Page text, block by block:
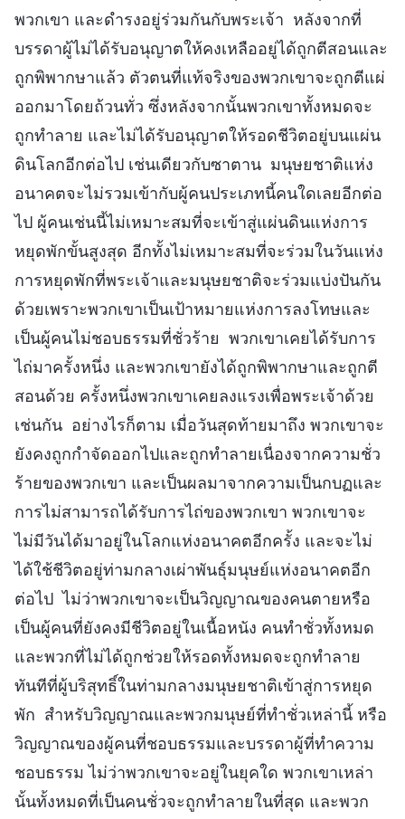
พวกเขา และดำรงอยู่ร่วมกันกับพระเจ้า หลังจากที่
บรรดาผู้ไม่ได้รับอนุญาตให้คงเหลืออยู่ได้ถูกตีสอนและ
ถูกพิพากษาแล้ว ตัวตนที่แท้จริงของพวกเขาจะถูกตีแผ่
ออกมาโดยถ้วนทั่ว ซึ่งหลังจากนั้นพวกเขาทั้งหมดจะ
ถูกทำลาย และไม่ได้รับอนุญาตให้รอดชีวิตอยู่บนแผ่น
ดินโลกอีกต่อไป เช่นเดียวกับซาตาน มนุษยชาติแห่ง
อนาคตจะไม่รวมเข้ากับผู้คนประเภทนี้คนใดเลยอีกต่อ
ไป ผู้คนเช่นนี้ไม่เหมาะสมที่จะเข้าสู่แผ่นดินแห่งการ
หยุดพักขั้นสูงสุด อีกทั้งไม่เหมาะสมที่จะร่วมในวันแห่ง
การหยุดพักที่พระเจ้าและมนุษยชาติจะร่วมแบ่งปันกัน
ด้วยเพราะพวกเขาเป็นเป้าหมายแห่งการลงโทษและ
เป็นผู้คนไม่ชอบธรรมที่ชั่วร้าย พวกเขาเคยได้รับการ
ไถ่มาครั้งหนึ่ง และพวกเขายังได้ถูกพิพากษาและถูกตี
สอนด้วย ครั้งหนึ่งพวกเขาเคยลงแรงเพื่อพระเจ้าด้วย
เช่นกัน อย่างไรก็ตาม เมื่อวันสุดท้ายมาถึง พวกเขาจะ
ยังคงถูกกำจัดออกไปและถูกทำลายเนื่องจากความชั่ว
ร้ายของพวกเขา และเป็นผลมาจากความเป็นกบฏและ
การไม่สามารถได้รับการไถ่ของพวกเขา พวกเขาจะ
ไม่มีวันได้มาอยู่ในโลกแห่งอนาคตอีกครั้ง และจะไม่
ได้ใช้ชีวิตอยู่ท่ามกลางเผ่าพันธุ์มนุษย์แห่งอนาคตอีก
ต่อไป ไม่ว่าพวกเขาจะเป็นวิญญาณของคนตายหรือ
เป็นผู้คนที่ยังคงมีชีวิตอยู่ในเนื้อหนัง คนทำชั่วทั้งหมด
และพวกที่ไม่ได้ถูกช่วยให้รอดทั้งหมดจะถูกทำลาย
ทันทีที่ผู้บริสุทธิ์ในท่ามกลางมนุษยชาติเข้าสู่การหยุด
พัก สำหรับวิญญาณและพวกมนุษย์ที่ทำชั่วเหล่านี้ หรือ
วิญญาณของผู้คนที่ชอบธรรมและบรรดาผู้ที่ทำความ
ชอบธรรม ไม่ว่าพวกเขาจะอยู่ในยุคใด พวกเขาเหล่า
นั้นทั้งหมดที่เป็นคนชั่วจะถูกทำลายในที่สุด และพวก